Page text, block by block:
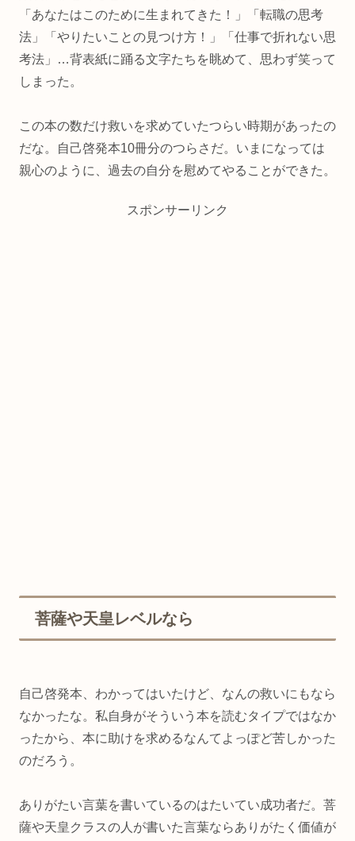
「あなたはこのために生まれてきた！」「転職の思考
法」「やりたいことの見つけ方！」「仕事で折れない思
考法」…背表紙に踊る文字たちを眺めて、思わず笑って
しまった。
この本の数だけ救いを求めていたつらい時期があったの
だな。自己啓発本10冊分のつらさだ。いまになっては
親心のように、過去の自分を慰めてやることができた。
スポンサーリンク
菩薩や天皇レベルなら
自己啓発本、わかってはいたけど、なんの救いにもなら
なかったな。私自身がそういう本を読むタイプではなか
ったから、本に助けを求めるなんてよっぽど苦しかった
のだろう。
ありがたい言葉を書いているのはたいてい成功者だ。菩
薩や天皇クラスの人が書いた言葉ならありがたく価値が